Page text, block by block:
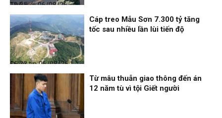
Thế giới
06/08/26, 19:05
Điểm tin
06/08/26, 16:23
Cáp treo Mẫu Sơn 7.300 tỷ tăng
tốc sau nhiều lần lùi tiến độ
Từ mâu thuẫn giao thông đến án
12 năm tù vì tội Giết người